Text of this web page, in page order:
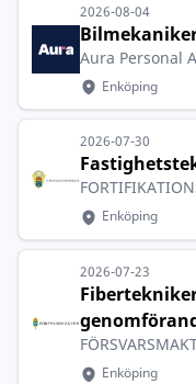
2026-08-04
Aura Personal
Enköping
2026-07-30
Enköping
2026-07-23
Enköping